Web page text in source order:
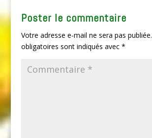
Poster le commentaire
Votre adresse e-mail ne sera pas publiée.
obligatoires sont indiqués avec *